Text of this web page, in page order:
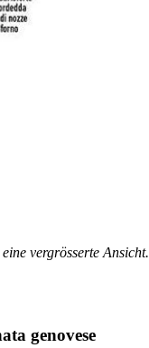
vergrösserte Ansicht.
genovese